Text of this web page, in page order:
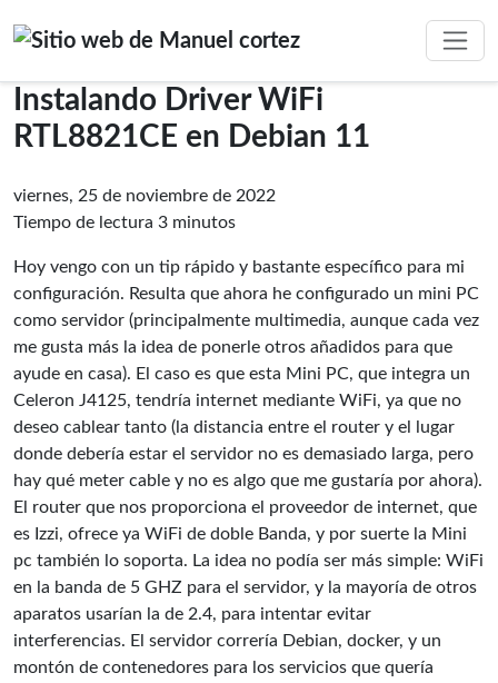
Instalando Driver WiFi
RTL8821CE en Debian 11
viernes, 25 de noviembre de 2022
Tiempo de lectura 3 minutos
Hoy vengo con un tip rápido y bastante específico para mi
configuración. Resulta que ahora he configurado un mini PC
como servidor (principalmente multimedia, aunque cada vez
me gusta más la idea de ponerle otros añadidos para que
ayude en casa). El caso es que esta Mini PC, que integra un
Celeron J4125, tendría internet mediante WiFi, ya que no
deseo cablear tanto (la distancia entre el router y el lugar
donde debería estar el servidor no es demasiado larga, pero
hay qué meter cable y no es algo que me gustaría por ahora).
El router que nos proporciona el proveedor de internet, que
es Izzi, ofrece ya WiFi de doble Banda, y por suerte la Mini
pc también lo soporta. La idea no podía ser más simple: WiFi
en la banda de 5 GHZ para el servidor, y la mayoría de otros
aparatos usarían la de 2.4, para intentar evitar
interferencias. El servidor correría Debian, docker, y un
montón de contenedores para los servicios que quería